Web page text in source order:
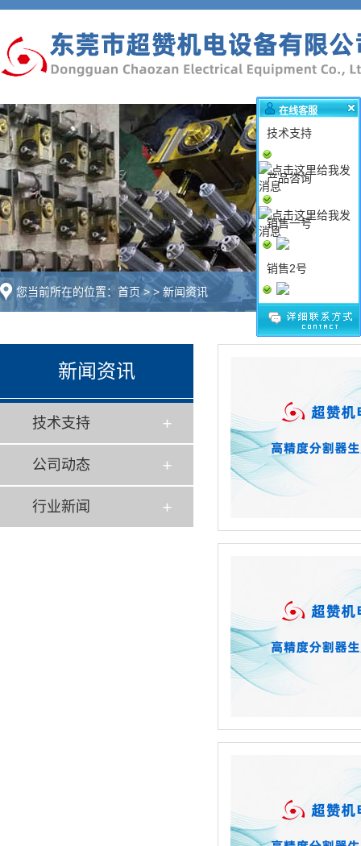
您当前所在的位置： 首页>> 新闻资讯
新闻资讯
技术支持
公司动态
行业新闻
在线客服
技术支持
产品咨询
销售一号
销售2号